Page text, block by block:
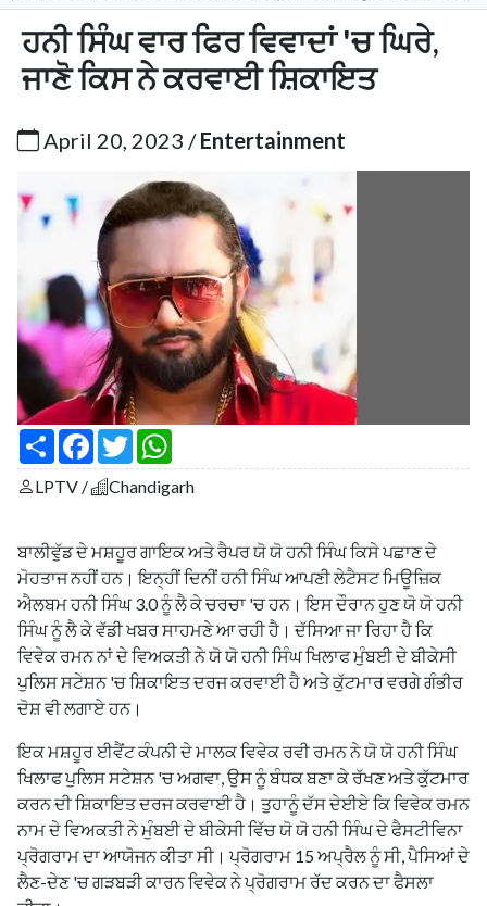
ਹਨੀ ਸਿੰਘ ਵਾਰ ਫਿਰ ਵਿਵਾਦਾਂ 'ਚ ਘਿਰੇ,
ਜਾਣੋ ਕਿਸ ਨੇ ਕਰਵਾਈ ਸ਼ਿਕਾਇਤ
April 20, 2023 /Entertainment
S
a
r
F
c
e
o
k
T
w
i
t
r
a
t
p
p
LPTV / Chandigarh
ਬਾਲੀਵੁੱਡ ਦੇ ਮਸ਼ਹੂਰ ਗਾਇਕ ਅਤੇ ਰੈਪਰ ਯੋ ਯੋ ਹਨੀ ਸਿੰਘ ਕਿਸੇ ਪਛਾਣ ਦੇ
ਮੋਹਤਾਜ ਨਹੀਂ ਹਨ। ਇਨ੍ਹੀਂ ਦਿਨੀਂ ਹਨੀ ਸਿੰਘ ਆਪਣੀ ਲੇਟੈਸਟ ਮਿਊਜ਼ਿਕ
ਐਲਬਮ ਹਨੀ ਸਿੰਘ 3.0 ਨੂੰ ਲੈ ਕੇ ਚਰਚਾ 'ਚ ਹਨ। ਇਸ ਦੌਰਾਨ ਹੁਣ ਯੋ ਯੋ ਹਨੀ
ਸਿੰਘ ਨੂੰ ਲੈ ਕੇ ਵੱਡੀ ਖਬਰ ਸਾਹਮਣੇ ਆ ਰਹੀ ਹੈ। ਦੱਸਿਆ ਜਾ ਰਿਹਾ ਹੈ ਕਿ
ਵਿਵੇਕ ਰਮਨ ਨਾਂ ਦੇ ਵਿਅਕਤੀ ਨੇ ਯੋ ਯੋ ਹਨੀ ਸਿੰਘ ਖਿਲਾਫ ਮੁੰਬਈ ਦੇ ਬੀਕੇਸੀ
ਪੁਲਿਸ ਸਟੇਸ਼ਨ 'ਚ ਸ਼ਿਕਾਇਤ ਦਰਜ ਕਰਵਾਈ ਹੈ ਅਤੇ ਕੁੱਟਮਾਰ ਵਰਗੇ ਗੰਭੀਰ
ਦੋਸ਼ ਵੀ ਲਗਾਏ ਹਨ।
ਇਕ ਮਸ਼ਹੂਰ ਈਵੈਂਟ ਕੰਪਨੀ ਦੇ ਮਾਲਕ ਵਿਵੇਕ ਰਵੀ ਰਮਨ ਨੇ ਯੋ ਯੋ ਹਨੀ ਸਿੰਘ
ਖਿਲਾਫ ਪੁਲਿਸ ਸਟੇਸ਼ਨ 'ਚ ਅਗਵਾ, ਉਸ ਨੂੰ ਬੰਧਕ ਬਣਾ ਕੇ ਰੱਖਣ ਅਤੇ ਕੁੱਟਮਾਰ
ਕਰਨ ਦੀ ਸ਼ਿਕਾਇਤ ਦਰਜ ਕਰਵਾਈ ਹੈ। ਤੁਹਾਨੂੰ ਦੱਸ ਦੇਈਏ ਕਿ ਵਿਵੇਕ ਰਮਨ
ਨਾਮ ਦੇ ਵਿਅਕਤੀ ਨੇ ਮੁੰਬਈ ਦੇ ਬੀਕੇਸੀ ਵਿੱਚ ਯੋ ਯੋ ਹਨੀ ਸਿੰਘ ਦੇ ਫੈਸਟੀਵਿਨਾ
ਪ੍ਰੋਗਰਾਮ ਦਾ ਆਯੋਜਨ ਕੀਤਾ ਸੀ। ਪ੍ਰੋਗਰਾਮ 15 ਅਪ੍ਰੈਲ ਨੂੰ ਸੀ, ਪੈਸਿਆਂ ਦੇ
ਲੈਣ-ਦੇਣ 'ਚ ਗੜਬੜੀ ਕਾਰਨ ਵਿਵੇਕ ਨੇ ਪ੍ਰੋਗਰਾਮ ਰੱਦ ਕਰਨ ਦਾ ਫੈਸਲਾ